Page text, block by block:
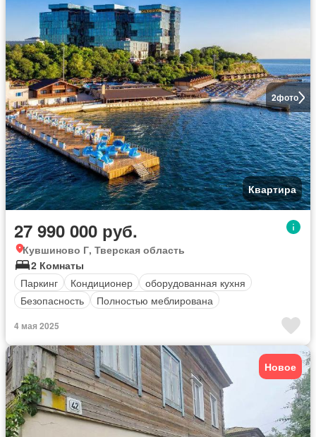
2фото
Квартира
27 990 000 руб.
Кувшиново Г, Тверская область
2 Комнаты
Паркинг
Кондиционер
оборудованная кухня
Безопасность
Полностью меблирована
4 мая 2025
Новое